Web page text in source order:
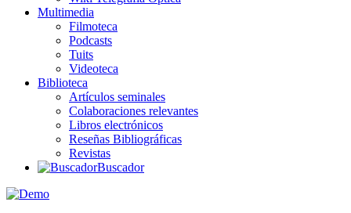
Multimedia
Filmoteca
Podcasts
Tuits
Videoteca
Biblioteca
Artículos seminales
Colaboraciones relevantes
Libros electrónicos
Reseñas Bibliográficas
Revistas
Buscador